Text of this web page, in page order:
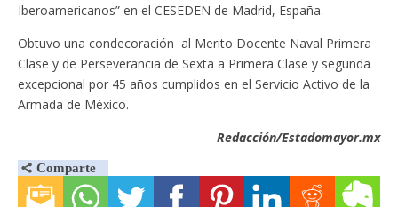
Iberoamericanos” en el CESEDEN de Madrid, España.
Obtuvo una condecoración al Merito Docente Naval Primera
Clase y de Perseverancia de Sexta a Primera Clase y segunda
excepcional por 45 años cumplidos en el Servicio Activo de la
Armada de México.
Redacción/Estadomayor.mx